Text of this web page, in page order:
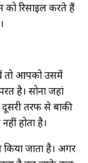
रिसाइल करते हैं
तो आपको उसमें
है। सोना जहां
दूसरी तरफ से बाकी
होता है।
जाता है। अगर